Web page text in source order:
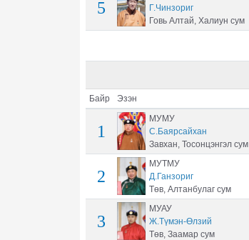
5
Г.Чинзориг
Говь Алтай, Халиун сум
Байр Эзэн
1
МУМУ
С.Баярсайхан
Завхан, Тосонцэнгэл сум
2
МУТМУ
Д.Ганзориг
Төв, Алтанбулаг сум
3
МУАУ
Ж.Түмэн-Өлзий
Төв, Заамар сум